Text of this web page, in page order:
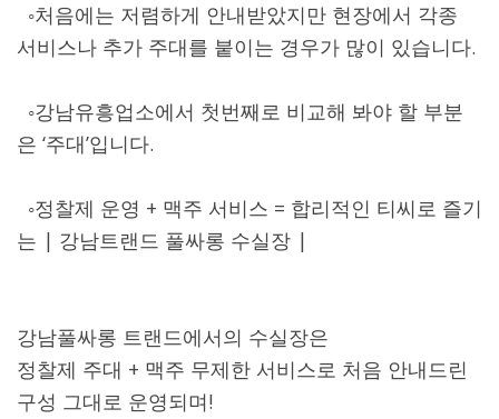
◦처음에는 저렴하게 안내받았지만 현장에서 각종
서비스나 추가 주대를 붙이는 경우가 많이 있습니다.
◦강남유흥업소에서 첫번째로 비교해 봐야 할 부분
은 ‘주대’입니다.
◦정찰제 운영 + 맥주 서비스 = 합리적인 티씨로 즐기
는 | 강남트랜드 풀싸롱 수실장 |
강남풀싸롱 트랜드에서의 수실장은
정찰제 주대 + 맥주 무제한 서비스로 처음 안내드린
구성 그대로 운영되며!